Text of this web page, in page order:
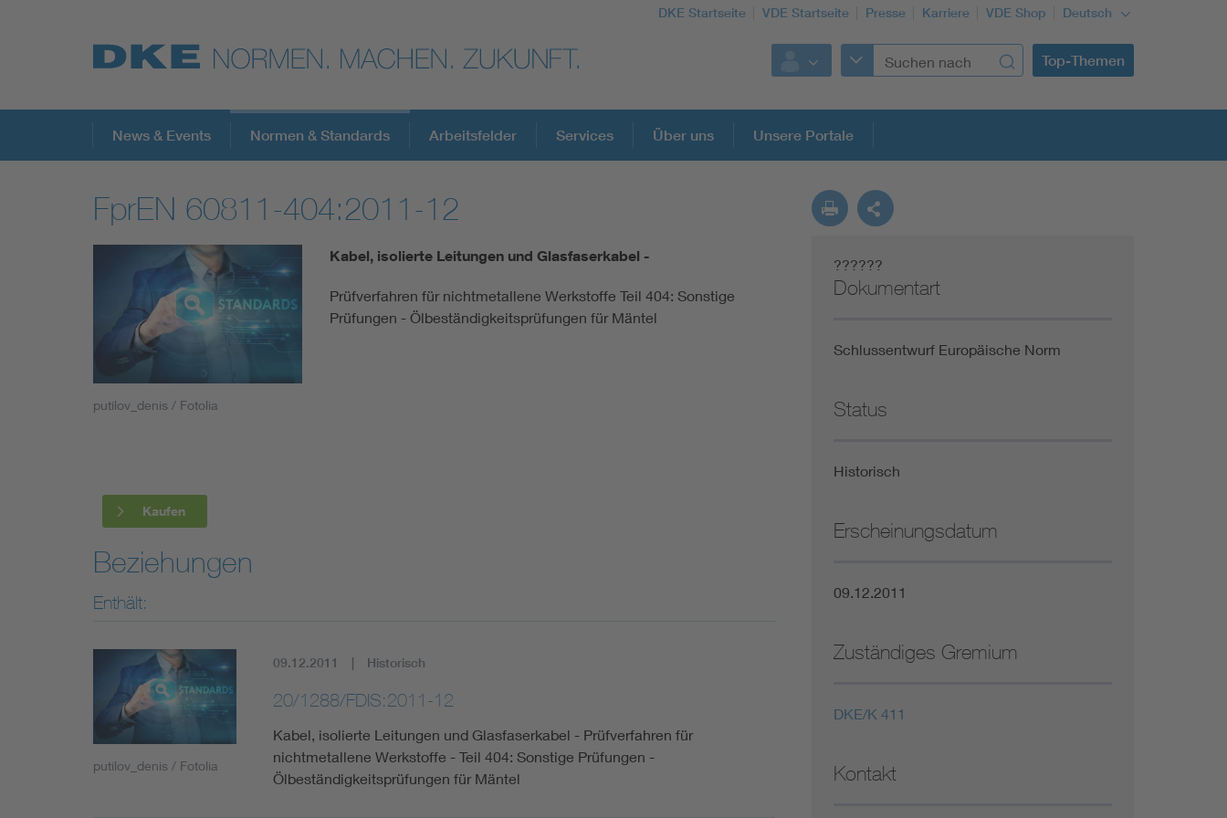
DKE Startseite VDE Startseite Presse Karriere VDE Shop Deutsch
Top-Themen
Top-Themen
VDE Fokusthemen
Digital Security
Energy
Mobility
Smart Cities
DKE Fachinformationen im Kontext der Normung
Blitzschutz: DIN EN 62305 in der Übersicht
Circular Economy für mehr Ressourceneffizienz
Funktionale Sicherheit schützt den Menschen
Not- und Sicherheitsbeleuchtung
News & Events Normen & Standards Arbeitsfelder Services Über uns Unsere Portale
FprEN 60811-404:2011-12
putilov_denis / Fotolia
Kabel, isolierte Leitungen und Glasfaserkabel -
Prüfverfahren für nichtmetallene Werkstoffe Teil 404: Sonstige
Prüfungen - Ölbeständigkeitsprüfungen für Mäntel
Kaufen
Beziehungen
Enthält:
putilov_denis / Fotolia
09.12.2011 Historisch
20/1288/FDIS:2011-12
Kabel, isolierte Leitungen und Glasfaserkabel - Prüfverfahren für
nichtmetallene Werkstoffe - Teil 404: Sonstige Prüfungen -
Ölbeständigkeitsprüfungen für Mäntel
??????
Dokumentart
Schlussentwurf Europäische Norm
Status
Historisch
Erscheinungsdatum
09.12.2011
Zuständiges Gremium
DKE/K 411
Kontakt